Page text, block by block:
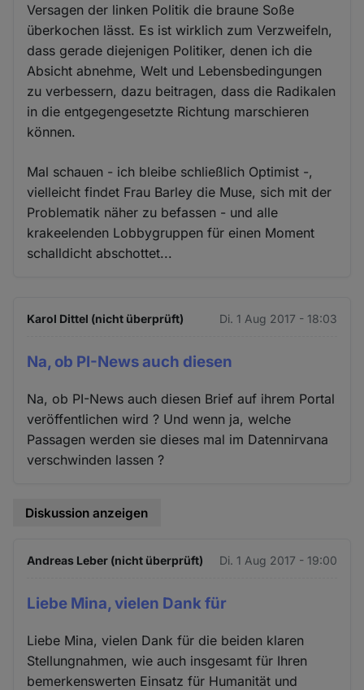
Versagen der linken Politik die braune Soße
überkochen lässt. Es ist wirklich zum Verzweifeln,
dass gerade diejenigen Politiker, denen ich die
Absicht abnehme, Welt und Lebensbedingungen
zu verbessern, dazu beitragen, dass die Radikalen
in die entgegengesetzte Richtung marschieren
können.
Mal schauen - ich bleibe schließlich Optimist -,
vielleicht findet Frau Barley die Muse, sich mit der
Problematik näher zu befassen - und alle
krakeelenden Lobbygruppen für einen Moment
schalldicht abschottet...
Karol Dittel (nicht überprüft) Di. 1 Aug 2017 - 18:03
Na, ob PI-News auch diesen
Na, ob PI-News auch diesen Brief auf ihrem Portal
veröffentlichen wird ? Und wenn ja, welche
Passagen werden sie dieses mal im Datennirvana
verschwinden lassen ?
Diskussion anzeigen
Andreas Leber (nicht überprüft) Di. 1 Aug 2017 - 19:00
Liebe Mina, vielen Dank für
Liebe Mina, vielen Dank für die beiden klaren
Stellungnahmen, wie auch insgesamt für Ihren
bemerkenswerten Einsatz für Humanität und